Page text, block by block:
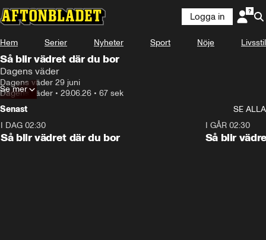
Logga in
Hem Serier Nyheter Sport Nöje Livsstil
Så blir vädret där du bor
Dagens väder
Dagens väder 29 juni
Dagens väder • 29.06.26 • 67 sek
Se mer
Senast
SE ALLA
I DAG 02:30
Så blir vädret där du bor
I GÅR 02:30
Så blir